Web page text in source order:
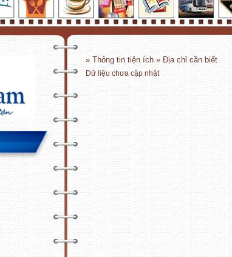
» Thông tin tiện ích » Địa chỉ cần biết
Dữ liệu chưa cập nhật